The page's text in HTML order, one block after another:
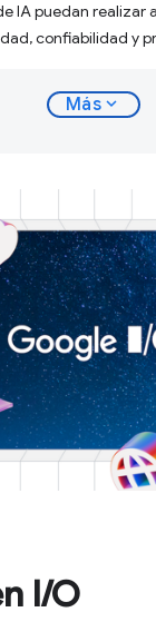
IA puedan realizar
confiabilidad y
Más expand_more
I/O